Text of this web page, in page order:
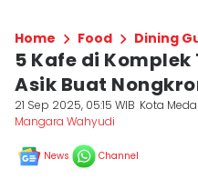
Home Food Dining
5 Kafe di
Asik Buat
21 Sep 2025, 05:15 WIB Kota
Mangara Wahyudi
News Channel